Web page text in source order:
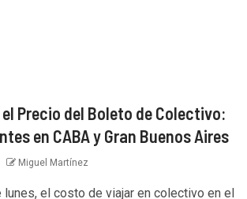
Precio del Boleto de Colectivo:
en CABA y Gran Buenos Aires
Miguel Martínez
el costo de viajar en colectivo en el